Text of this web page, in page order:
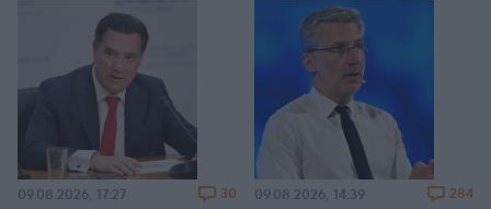
09.08.2026, 17:27 30 09.08.2026, 14:39 284